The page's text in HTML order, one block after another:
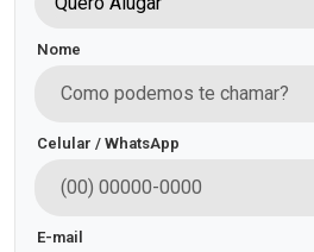
Nome
Celular / WhatsApp
E-mail